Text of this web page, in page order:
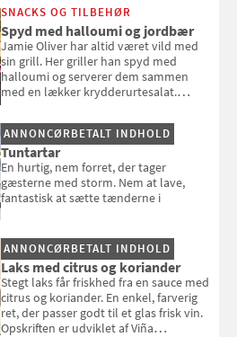
SNACKS OG TILBEHØR
Spyd med halloumi og jordbær
Jamie Oliver har altid været vild med
sin grill. Her griller han spyd med
halloumi og serverer dem sammen
med en lækker krydderurtesalat.
smag" af Jamie Oliver.
ANNONCØRBETALT INDHOLD
Tuntartar
En hurtig, nem forret, der tager
gæsterne med storm. Nem at lave,
fantastisk at sætte tænderne i
ANNONCØRBETALT INDHOLD
Laks med citrus og koriander
Stegt laks får friskhed fra en sauce med
citrus og koriander. En enkel, farverig
ret, der passer godt til et glas frisk vin.
Opskriften er udviklet af Viña